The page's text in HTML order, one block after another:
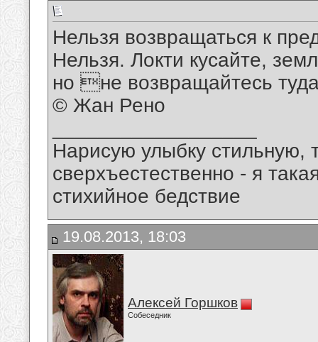
Нельзя возвращаться к
Нельзя. Локти кусайте,
но не возвращайтесь
© Жан Рено
Нарисую улыбку стильную,
сверхъестественно - я
стихийное бедствие
19.08.2013, 18:03
Алексей Горшков
Собеседник